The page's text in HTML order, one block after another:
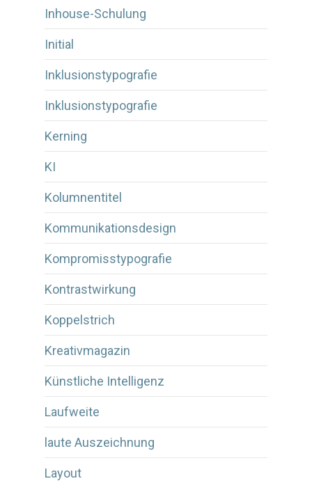
Inhouse-Schulung
Initial
Inklusionstypografie
Inklusionstypografie
Kerning
KI
Kolumnentitel
Kommunikationsdesign
Kompromisstypografie
Kontrastwirkung
Koppelstrich
Kreativmagazin
Künstliche Intelligenz
Laufweite
laute Auszeichnung
Layout